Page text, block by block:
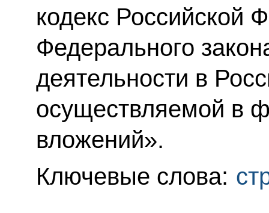
кодекс Российской
Федерального
деятельности в
осуществляемой в
вложений».
Ключевые слова: